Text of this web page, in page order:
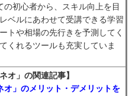
の初心者から、スキル向上を目
ベルにあわせて受講できる学習
トや相場の先行きを予測してく
くれるツールも充実していま
オ」の関連記事】
」のメリット・デメリットを